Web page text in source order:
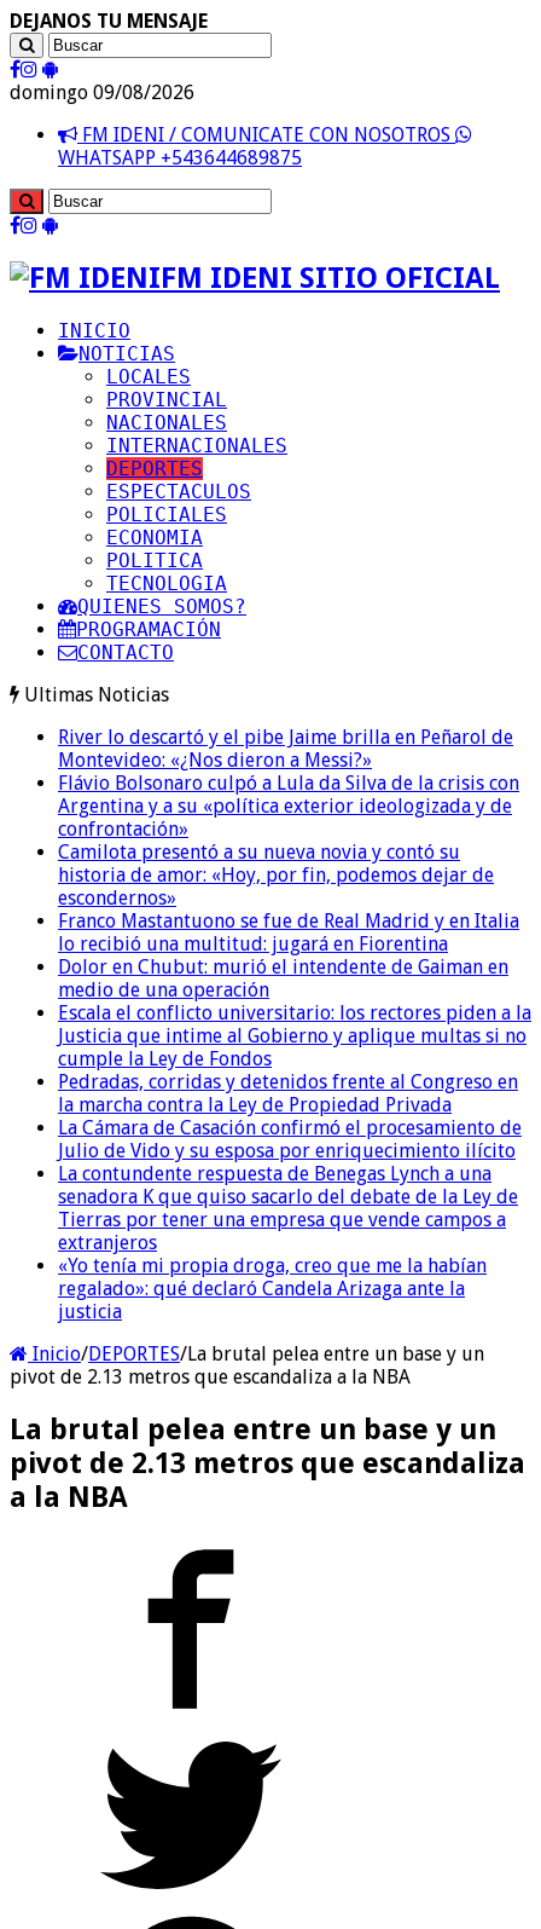
DEJANOS TU MENSAJE
domingo 09/08/2026
FM IDENI / COMUNICATE CON NOSOTROS
WHATSAPP +543644689875
FM IDENI SITIO OFICIAL
INICIO
NOTICIAS
LOCALES
PROVINCIAL
NACIONALES
INTERNACIONALES
DEPORTES
ESPECTACULOS
POLICIALES
ECONOMIA
POLITICA
TECNOLOGIA
QUIENES SOMOS?
PROGRAMACIÓN
CONTACTO
Ultimas Noticias
River lo descartó y el pibe Jaime brilla en Peñarol de
Montevideo: «¿Nos dieron a Messi?»
Flávio Bolsonaro culpó a Lula da Silva de la crisis con
Argentina y a su «política exterior ideologizada y de
confrontación»
Camilota presentó a su nueva novia y contó su
historia de amor: «Hoy, por fin, podemos dejar de
escondernos»
Franco Mastantuono se fue de Real Madrid y en Italia
lo recibió una multitud: jugará en Fiorentina
Dolor en Chubut: murió el intendente de Gaiman en
medio de una operación
Escala el conflicto universitario: los rectores piden a la
Justicia que intime al Gobierno y aplique multas si no
cumple la Ley de Fondos
Pedradas, corridas y detenidos frente al Congreso en
la marcha contra la Ley de Propiedad Privada
La Cámara de Casación confirmó el procesamiento de
Julio de Vido y su esposa por enriquecimiento ilícito
La contundente respuesta de Benegas Lynch a una
senadora K que quiso sacarlo del debate de la Ley de
Tierras por tener una empresa que vende campos a
extranjeros
«Yo tenía mi propia droga, creo que me la habían
regalado»: qué declaró Candela Arizaga ante la
justicia
Inicio/DEPORTES/La brutal pelea entre un base y un
pivot de 2.13 metros que escandaliza a la NBA
La brutal pelea entre un base y un
pivot de 2.13 metros que escandaliza
a la NBA